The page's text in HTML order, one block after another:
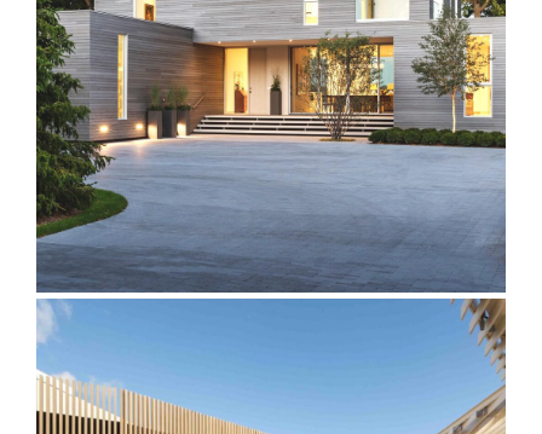
Accoya Modified Wood for
Facades